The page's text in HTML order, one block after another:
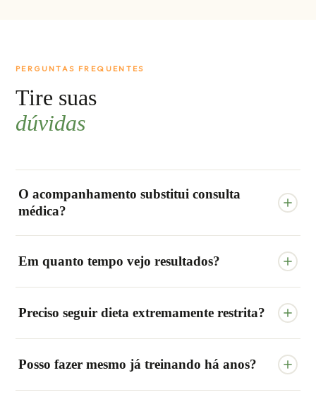
PERGUNTAS FREQUENTES
Tire suas
dúvidas
O acompanhamento substitui consulta
médica?
necessário, orientamos avaliação médica complementar.
Em quanto tempo vejo resultados?
mudanças nas primeiras semanas, mas transformação
Preciso seguir dieta extremamente restrita?
alimentar, não com radicalismo.
Posso fazer mesmo já treinando há anos?